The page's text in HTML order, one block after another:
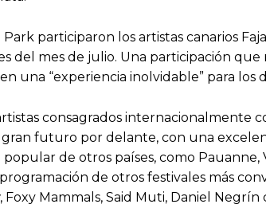
participaron los artistas canarios
del mes de julio. Una participación
“experiencia inolvidable” para los
consagrados internacionalmente
futuro por delante, con una
de otros países, como Pauanne,
de otros festivales más
Mammals, Said Muti, Daniel Negrín